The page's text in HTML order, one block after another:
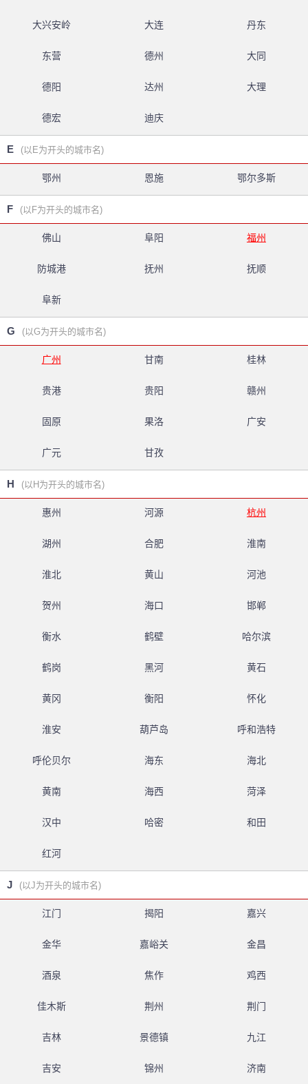
大兴安岭 大连 丹东
东营 德州 大同
德阳 达州 大理
德宏 迪庆
E (以E为开头的城市名)
鄂州 恩施 鄂尔多斯
F (以F为开头的城市名)
佛山 阜阳 福州
防城港 抚州 抚顺
阜新
G (以G为开头的城市名)
广州 甘南 桂林
贵港 贵阳 赣州
固原 果洛 广安
广元 甘孜
H (以H为开头的城市名)
惠州 河源 杭州
湖州 合肥 淮南
淮北 黄山 河池
贺州 海口 邯郸
衡水 鹤壁 哈尔滨
鹤岗 黑河 黄石
黄冈 衡阳 怀化
淮安 葫芦岛 呼和浩特
呼伦贝尔 海东 海北
黄南 海西 菏泽
汉中 哈密 和田
红河
J (以J为开头的城市名)
江门 揭阳 嘉兴
金华 嘉峪关 金昌
酒泉 焦作 鸡西
佳木斯 荆州 荆门
吉林 景德镇 九江
吉安 锦州 济南